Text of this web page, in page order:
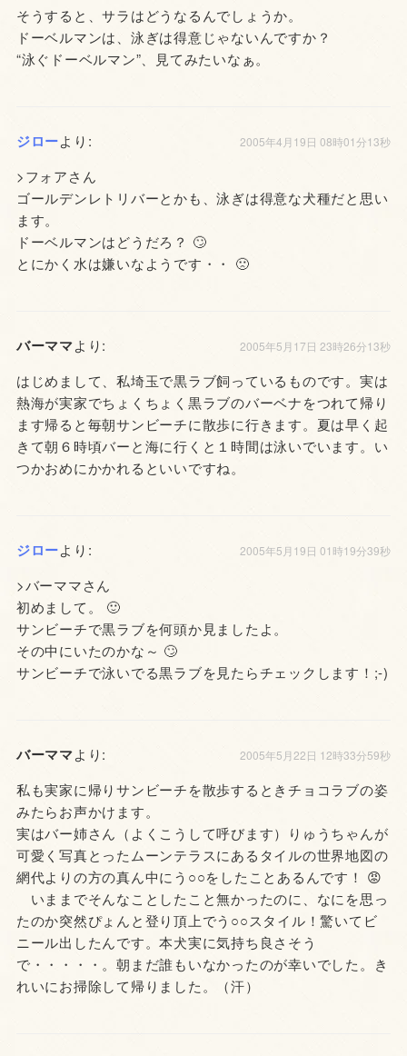
そうすると、サラはどうなるんでしょうか。
ドーベルマンは、泳ぎは得意じゃないんですか？
“泳ぐドーベルマン”、見てみたいなぁ。
ジローより: 2005年4月19日 08時01分13秒
>フォアさん
ゴールデンレトリバーとかも、泳ぎは得意な犬種だと思い
ます。
ドーベルマンはどうだろ？ 🙄
とにかく水は嫌いなようです・・ 🙁
バーママより: 2005年5月17日 23時26分13秒
はじめまして、私埼玉で黒ラブ飼っているものです。実は
熱海が実家でちょくちょく黒ラブのバーベナをつれて帰り
ます帰ると毎朝サンビーチに散歩に行きます。夏は早く起
きて朝６時頃バーと海に行くと１時間は泳いでいます。い
つかおめにかかれるといいですね。
ジローより: 2005年5月19日 01時19分39秒
>バーママさん
初めまして。 🙂
サンビーチで黒ラブを何頭か見ましたよ。
その中にいたのかな～ 🙄
サンビーチで泳いでる黒ラブを見たらチェックします！;-)
バーママより: 2005年5月22日 12時33分59秒
私も実家に帰りサンビーチを散歩するときチョコラブの姿
みたらお声かけます。
実はバー姉さん（よくこうして呼びます）りゅうちゃんが
可愛く写真とったムーンテラスにあるタイルの世界地図の
網代よりの方の真ん中にう○○をしたことあるんです！ 😡
いままでそんなことしたこと無かったのに、なにを思っ
たのか突然ぴょんと登り頂上でう○○スタイル！驚いてビ
ニール出したんです。本犬実に気持ち良さそう
で・・・・・。朝まだ誰もいなかったのが幸いでした。き
れいにお掃除して帰りました。（汗）